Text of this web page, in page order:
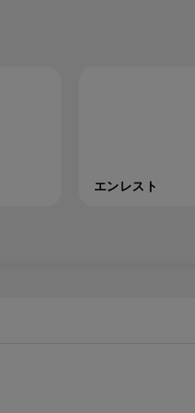
エンレスト